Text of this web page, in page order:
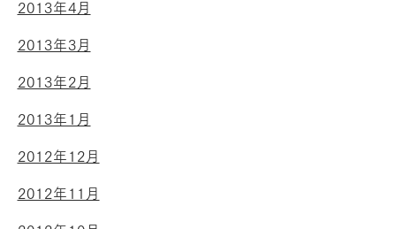
2013年4月
2013年3月
2013年2月
2013年1月
2012年12月
2012年11月